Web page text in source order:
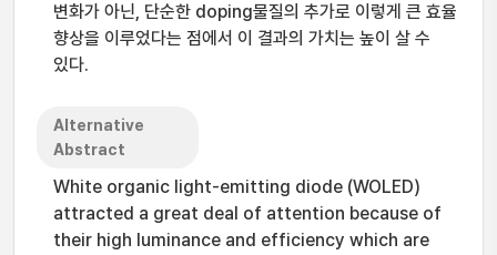
변화가 아닌, 단순한 doping물질의 추가로 이렇게 큰 효율
향상을 이루었다는 점에서 이 결과의 가치는 높이 살 수
있다.
Alternative
Abstract
White organic light-emitting diode (WOLED)
attracted a great deal of attention because of
their high luminance and efficiency which are